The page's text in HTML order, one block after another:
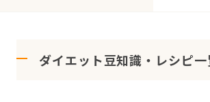
ダイエット豆知識・レシピ一